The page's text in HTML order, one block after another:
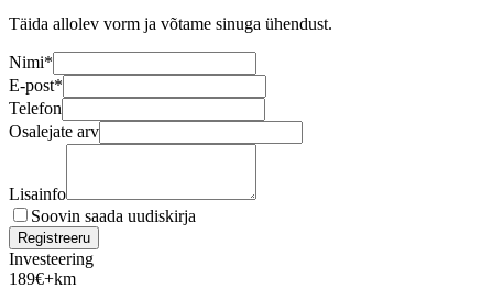
Täida allolev vorm ja võtame sinuga ühendust.
Nimi*
E-post*
Telefon
Osalejate arv
Lisainfo
Soovin saada uudiskirja
Registreeru
Investeering
189€+km